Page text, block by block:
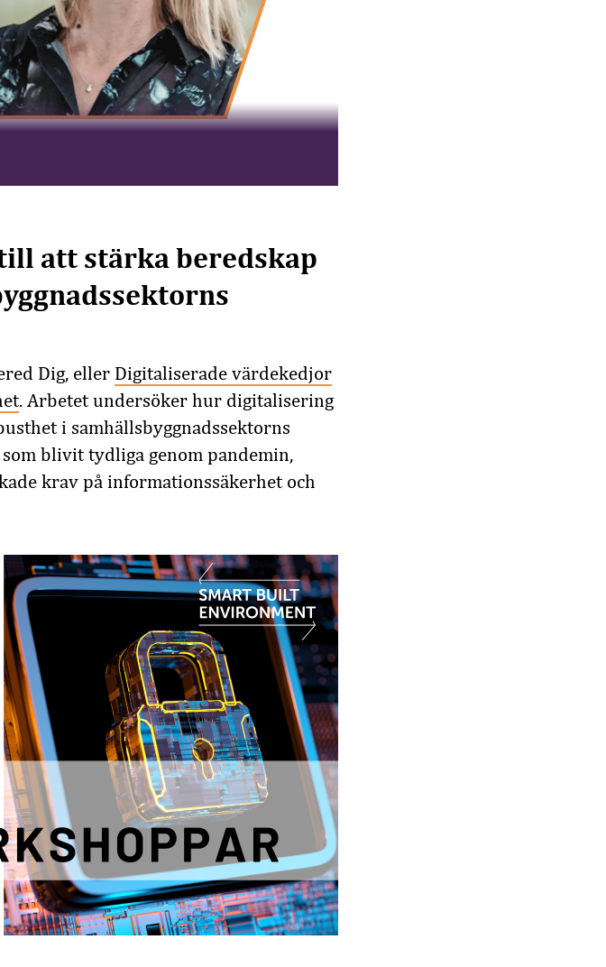
att stärka beredskap
Dig, eller Digitaliserade värdekedjor
. Arbetet undersöker hur digitalisering
i samhällsbyggnadssektorns
blivit tydliga genom pandemin,
krav på informationssäkerhet och